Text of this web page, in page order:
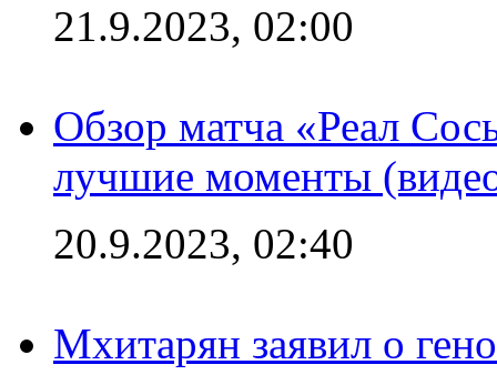
21.9.2023, 02:00
Обзор матча «Реал
лучшие моменты
20.9.2023, 02:40
Мхитарян заявил о